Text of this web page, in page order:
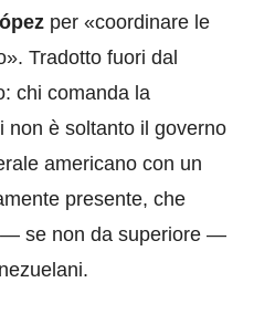
per «coordinare le
Tradotto fuori dal
chi comanda la
non è soltanto il governo
americano con un
presente, che
— se non da superiore —